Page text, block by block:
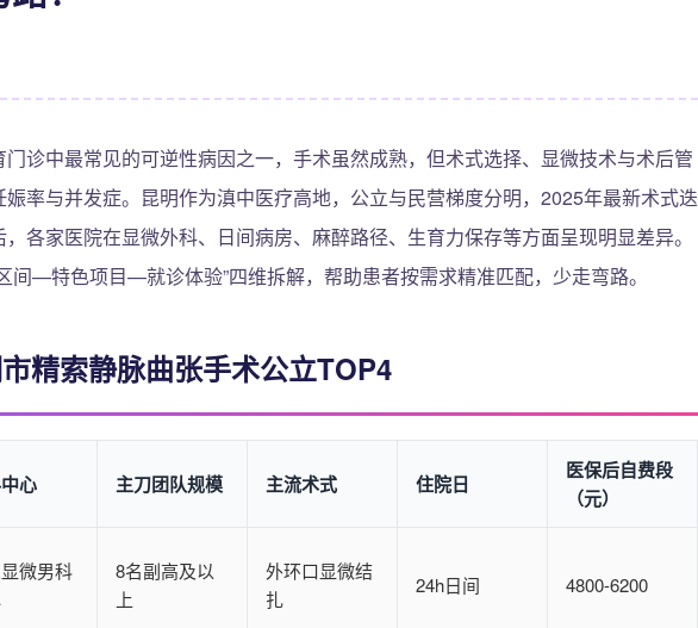
诊中最常见的可逆性病因之一，手术虽然成熟，但术式选择、显微技术与术后管
率与并发症。昆明作为滇中医疗高地，公立与民营梯度分明，2025年最新术式迭
各家医院在显微外科、日间病房、麻醉路径、生育力保存等方面呈现明显差异。
间—特色项目—就诊体验”四维拆解，帮助患者按需求精准匹配，少走弯路。
精索静脉曲张手术公立TOP4
心 主刀团队规模 主流术式 住院日
医保后自费段
（元）
微男科
8名副高及以
上
外环口显微结
扎
24h日间 4800-6200